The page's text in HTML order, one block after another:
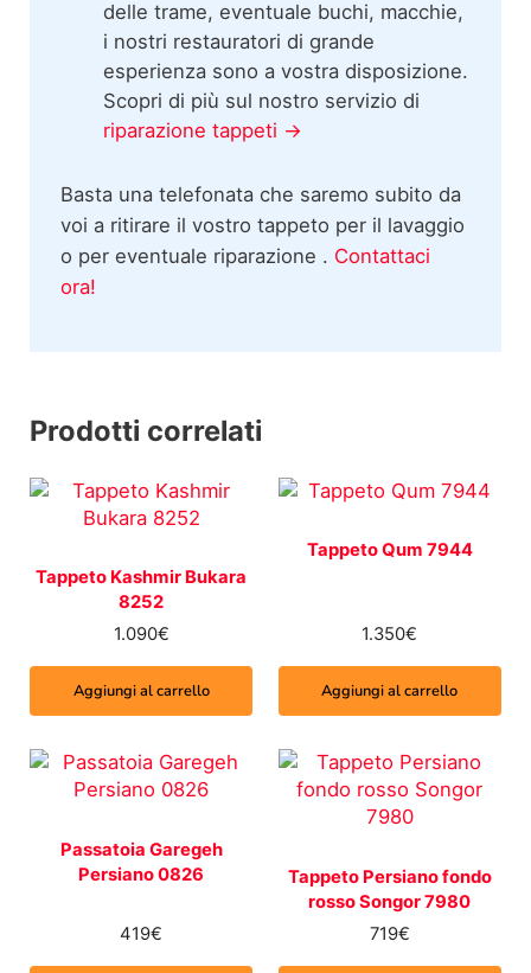
delle trame, eventuale buchi, macchie,
i nostri restauratori di grande
esperienza sono a vostra disposizione.
Scopri di più sul nostro servizio di
riparazione tappeti →
Basta una telefonata che saremo subito da
voi a ritirare il vostro tappeto per il lavaggio
o per eventuale riparazione . Contattaci
ora!
Prodotti correlati
Tappeto Kashmir Bukara
8252
1.090€
Aggiungi al carrello
Tappeto Qum 7944
1.350€
Aggiungi al carrello
Passatoia Garegeh
Persiano 0826
419€
Tappeto Persiano fondo
rosso Songor 7980
719€